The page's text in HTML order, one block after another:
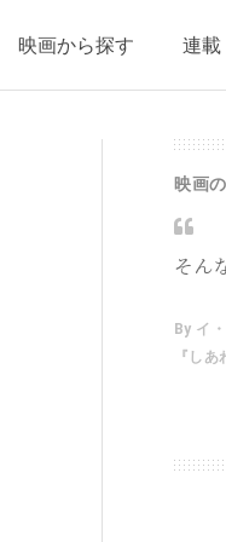
映画から探す 連載
映画
そん
By イ
『し